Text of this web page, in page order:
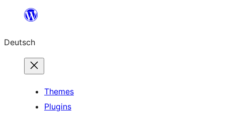
springen
Deutsch
Themes
Plugins